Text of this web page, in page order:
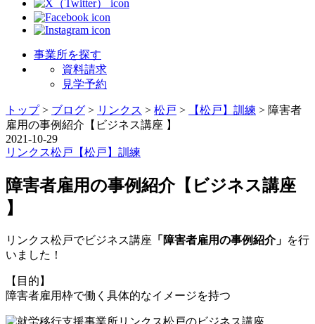
事業所を探す
資料請求
見学予約
トップ> ブログ > リンクス > 松戸 > 【松戸】訓練 > 障害者
雇用の事例紹介【ビジネス講座 】
2021-10-29
リンクス松戸 【松戸】訓練
障害者雇用の事例紹介【ビジネス講座
】
リンクス松戸でビジネス講座 「障害者雇用の事例紹介」 を行
いました！
【目的】
障害者雇用枠で働く具体的なイメージを持つ